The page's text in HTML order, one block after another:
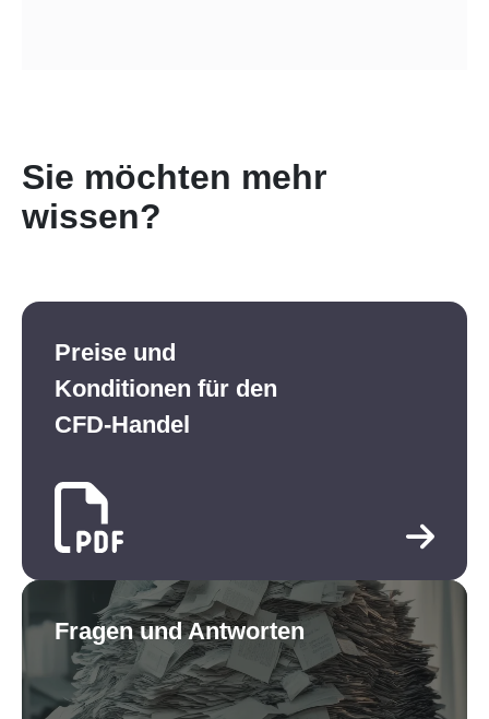
Sie möchten mehr
wissen?
Preise und
Konditionen für den
CFD-Handel
Fragen und Antworten